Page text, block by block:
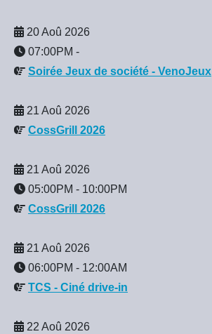
20 Aoû 2026
07:00PM -
Soirée Jeux de société - VenoJeux
21 Aoû 2026
CossGrill 2026
21 Aoû 2026
05:00PM - 10:00PM
CossGrill 2026
21 Aoû 2026
06:00PM - 12:00AM
TCS - Ciné drive-in
22 Aoû 2026